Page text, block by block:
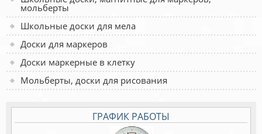
мольберты
Школьные доски для мела
Доски для маркеров
Доски маркерные в клетку
Мольберты, доски для рисования
ГРАФИК РАБОТЫ